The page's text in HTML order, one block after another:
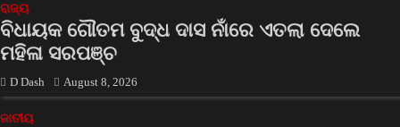
ରାଜ୍ୟ
ବିଧାୟକ ଗୌତମ ବୁଦ୍ଧ ଦାସ ନାଁରେ ଏତଲା ଦେଲେ
ମହିଳା ସରପଞ୍ଚ
D Dash August 8, 2026
ଜାତୀୟ